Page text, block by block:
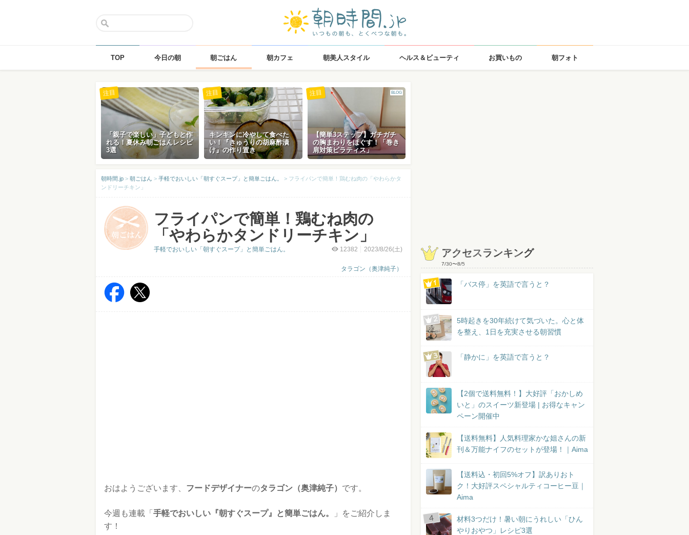
TOP 今日の朝 朝ごはん 朝カフェ 朝美人スタイル ヘルス＆ビューティ お買いもの 朝フォト
「親子で楽しい」子どもと作
れる！夏休み朝ごはんレシピ
3選
注目
キンキンに冷やして食べた
い！『きゅうりの胡麻酢漬
け』の作り置き
注目 BLOG
【簡単3ステップ】ガチガチ
の胸まわりをほぐす！「巻き
肩対策ピラティス」
注目
朝時間.jp > 朝ごはん > 手軽でおいしい「朝すぐスープ」と簡単ごはん。 > フライパンで簡単！鶏むね肉の「やわらかタ
ンドリーチキン」
フライパンで簡単！鶏むね肉の
「やわらかタンドリーチキン」
12382 2023/8/26(土)
タラゴン（奥津純子）
手軽でおいしい「朝すぐスープ」と簡単ごはん。
おはようございます、 フードデザイナーのタラゴン（奥津純子） です。
今週も連載「 手軽でおいしい『朝すぐスープ』と簡単ごはん。
」をご紹介しま
す！
アクセスランキング
7/30〜8/5
「バス停」を英語で言うと？
5時起きを30年続けて気づいた。心と体
を整え、1日を充実させる朝習慣
「静かに」を英語で言うと？
【2個で送料無料！】大好評「おかしめ
いと」のスイーツ新登場 | お得なキャン
ペーン開催中
【送料無料】人気料理家かな姐さんの新
刊＆万能ナイフのセットが登場！｜Aima
【送料込・初回5%オフ】訳ありおト
ク！大好評スペシャルティコーヒー豆｜
Aima
材料3つだけ！暑い朝にうれしい「ひん
やりおやつ」レシピ3選